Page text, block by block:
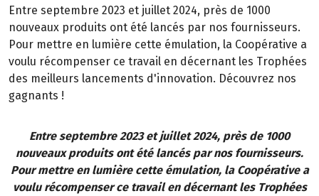
Entre septembre 2023 et juillet 2024, près de 1000
nouveaux produits ont été lancés par nos fournisseurs.
Pour mettre en lumière cette émulation, la Coopérative a
voulu récompenser ce travail en décernant les Trophées
des meilleurs lancements d'innovation. Découvrez nos
gagnants !
Entre septembre 2023 et juillet 2024, près de 1000
nouveaux produits ont été lancés par nos fournisseurs.
Pour mettre en lumière cette émulation, la Coopérative a
voulu récompenser ce travail en décernant les Trophées